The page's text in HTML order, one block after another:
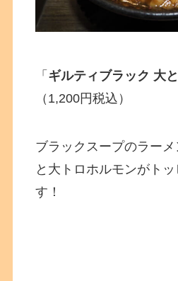
「 ギルティブラック 大
（1,200円税込）
ブラックスープのラー
と大トロホルモンがト
す！